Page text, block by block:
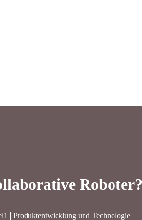
Roboter?
Produktentwicklung und Technologie